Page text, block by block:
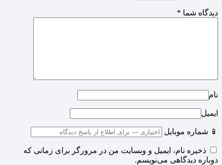
دیدگاه شما *
نام
ایمیل
📱 شماره موبایل
ذخیره نام، ایمیل و وبسایت من در مرورگر برای زمانی که
دوباره دیدگاهی می‌نویسم.